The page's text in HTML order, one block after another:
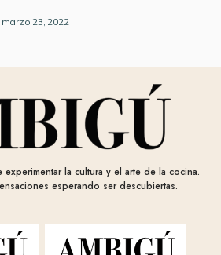
marzo 23, 2022
la cultura y el arte de la cocina.
esperando ser descubiertas.